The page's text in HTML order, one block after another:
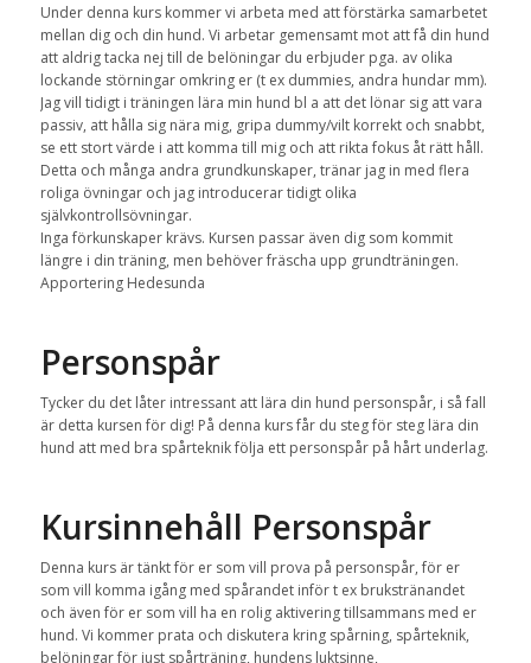
Under denna kurs kommer vi arbeta med att förstärka samarbetet
mellan dig och din hund. Vi arbetar gemensamt mot att få din hund
att aldrig tacka nej till de belöningar du erbjuder pga. av olika
lockande störningar omkring er (t ex dummies, andra hundar mm).
Jag vill tidigt i träningen lära min hund bl a att det lönar sig att vara
passiv, att hålla sig nära mig, gripa dummy/vilt korrekt och snabbt,
se ett stort värde i att komma till mig och att rikta fokus åt rätt håll.
Detta och många andra grundkunskaper, tränar jag in med flera
roliga övningar och jag introducerar tidigt olika
självkontrollsövningar.
Inga förkunskaper krävs. Kursen passar även dig som kommit
längre i din träning, men behöver fräscha upp grundträningen.
Apportering Hedesunda
Personspår
Tycker du det låter intressant att lära din hund personspår, i så fall
är detta kursen för dig! På denna kurs får du steg för steg lära din
hund att med bra spårteknik följa ett personspår på hårt underlag.
Kursinnehåll Personspår
Denna kurs är tänkt för er som vill prova på personspår, för er
som vill komma igång med spårandet inför t ex brukstränandet
och även för er som vill ha en rolig aktivering tillsammans med er
hund. Vi kommer prata och diskutera kring spårning, spårteknik,
belöningar för just spårträning, hundens luktsinne,